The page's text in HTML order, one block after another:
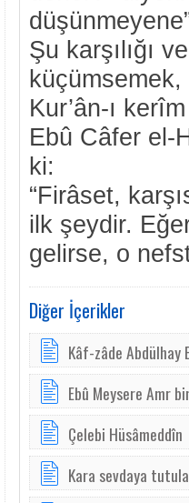
Şu karşılığı
Kur’ân-ı
Ebû Câfer el-
ki:
“Firâset,
ilk şeydir.
gelirse, o
Diğer İçerikler
Kâf-zâde Abdülhay
Ebû Meysere Amr
Çelebi Hüsâmeddîn
Kara sevdaya